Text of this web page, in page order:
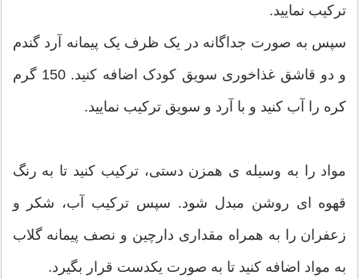
ترکیب نمایید.
سپس به صورت جداگانه در یک ظرف یک پیمانه آرد گندم
و دو قاشق غذاخوری سویق کودک اضافه کنید. 150 گرم
کره را آب کنید و با آرد و سویق ترکیب نمایید.
مواد را به وسیله ی همزن دستی، ترکیب کنید تا به رنگ
قهوه ای روشن مبدل شود. سپس ترکیب آب، شکر و
زعفران را به همراه مقداری دارچین و نصف پیمانه گلاب
به مواد اضافه کنید تا به صورت یکدست قرار بگیرد.